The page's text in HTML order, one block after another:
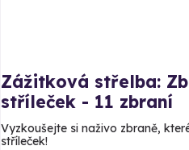
Zážitková střelba:
stříleček - 11 zbraní
Vyzkoušejte si naživo zbraně,
stříleček!